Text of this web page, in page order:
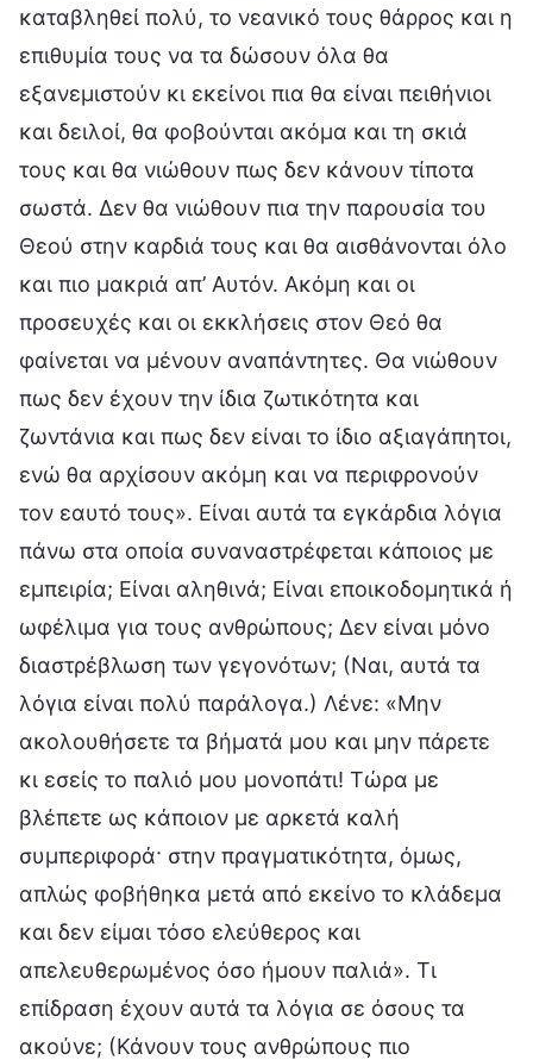
καταβληθεί πολύ, το νεανικό τους θάρρος και η
επιθυμία τους να τα δώσουν όλα θα
εξανεμιστούν κι εκείνοι πια θα είναι πειθήνιοι
και δειλοί, θα φοβούνται ακόμα και τη σκιά
τους και θα νιώθουν πως δεν κάνουν τίποτα
σωστά. Δεν θα νιώθουν πια την παρουσία του
Θεού στην καρδιά τους και θα αισθάνονται όλο
και πιο μακριά απ’ Αυτόν. Ακόμη και οι
προσευχές και οι εκκλήσεις στον Θεό θα
φαίνεται να μένουν αναπάντητες. Θα νιώθουν
πως δεν έχουν την ίδια ζωτικότητα και
ζωντάνια και πως δεν είναι το ίδιο αξιαγάπητοι,
ενώ θα αρχίσουν ακόμη και να περιφρονούν
τον εαυτό τους». Είναι αυτά τα εγκάρδια λόγια
πάνω στα οποία συναναστρέφεται κάποιος με
εμπειρία; Είναι αληθινά; Είναι εποικοδομητικά ή
ωφέλιμα για τους ανθρώπους; Δεν είναι μόνο
διαστρέβλωση των γεγονότων; (Ναι, αυτά τα
λόγια είναι πολύ παράλογα.) Λένε: «Μην
ακολουθήσετε τα βήματά μου και μην πάρετε
κι εσείς το παλιό μου μονοπάτι! Τώρα με
βλέπετε ως κάποιον με αρκετά καλή
συμπεριφορά· στην πραγματικότητα, όμως,
απλώς φοβήθηκα μετά από εκείνο το κλάδεμα
και δεν είμαι τόσο ελεύθερος και
απελευθερωμένος όσο ήμουν παλιά». Τι
επίδραση έχουν αυτά τα λόγια σε όσους τα
ακούνε; (Κάνουν τους ανθρώπους πιο